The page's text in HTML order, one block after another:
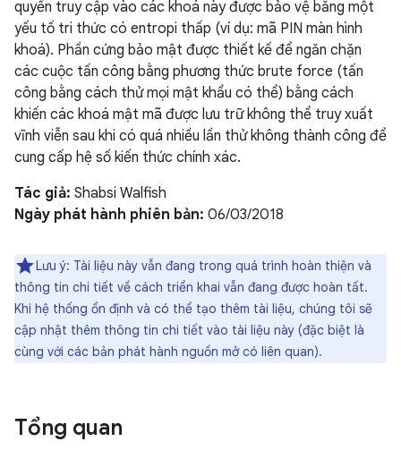
quyền truy cập vào các khoá này được bảo vệ bằng một
yếu tố tri thức có entropi thấp (ví dụ: mã PIN màn hình
khoá). Phần cứng bảo mật được thiết kế để ngăn chặn
các cuộc tấn công bằng phương thức brute force (tấn
công bằng cách thử mọi mật khẩu có thể) bằng cách
khiến các khoá mật mã được lưu trữ không thể truy xuất
vĩnh viễn sau khi có quá nhiều lần thử không thành công để
cung cấp hệ số kiến thức chính xác.
Tác giả: Shabsi Walfish
Ngày phát hành phiên bản: 06/03/2018
Lưu ý: Tài liệu này vẫn đang trong quá trình hoàn thiện và
thông tin chi tiết về cách triển khai vẫn đang được hoàn tất.
Khi hệ thống ổn định và có thể tạo thêm tài liệu, chúng tôi sẽ
cập nhật thêm thông tin chi tiết vào tài liệu này (đặc biệt là
cùng với các bản phát hành nguồn mở có liên quan).
Tổng quan